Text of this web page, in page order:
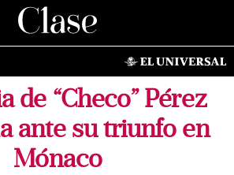
de “Checo” Pérez
ante su triunfo en
Mónaco